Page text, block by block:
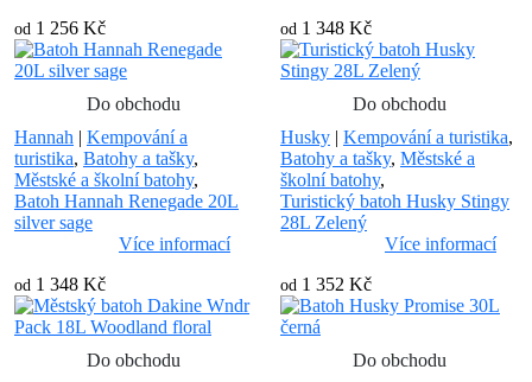
od 1 256 Kč od 1 348 Kč
Do obchodu
Hannah | Kempování a
turistika, Batohy a tašky,
Městské a školní batohy,
Batoh Hannah Renegade 20L
silver sage
Více informací
od 1 348 Kč
Do obchodu
Husky | Kempování a turistika,
Batohy a tašky, Městské a
školní batohy,
Turistický batoh Husky Stingy
28L Zelený
Více informací
od 1 352 Kč
Do obchodu
Do obchodu